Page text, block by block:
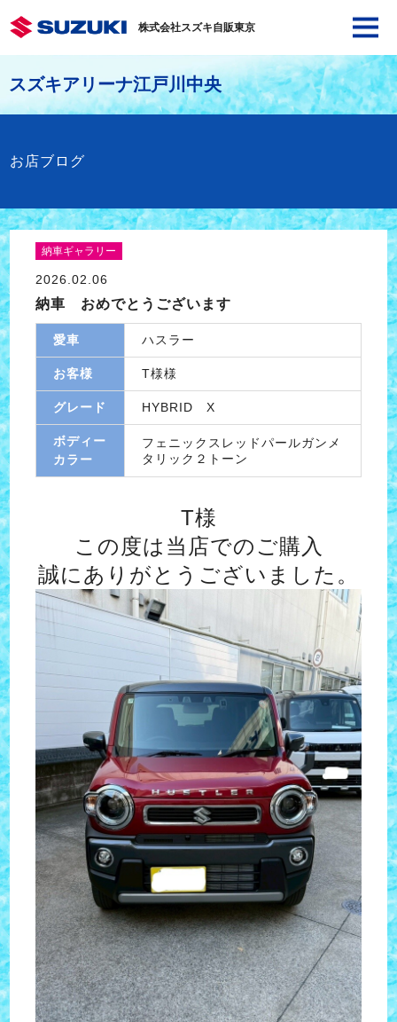
株式会社スズキ自販東京
スズキアリーナ江戸川中央
お店ブログ
納車ギャラリー
2026.02.06
納車 おめでとうございます
愛車 ハスラー
お客様 T様様
グレード HYBRID X
ボディー
カラー
フェニックスレッドパールガンメ
タリック２トーン
T様
この度は当店でのご購入
誠にありがとうございました。